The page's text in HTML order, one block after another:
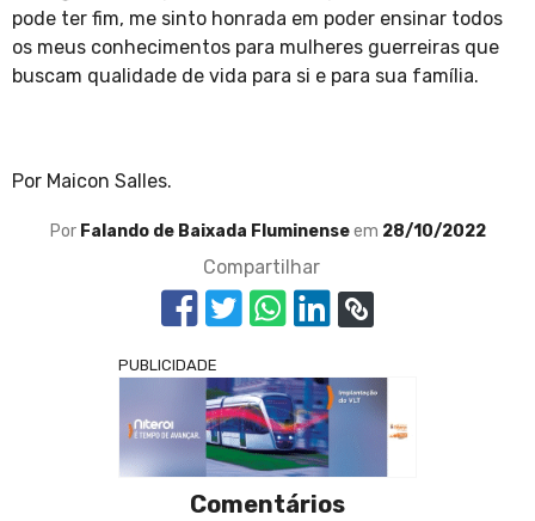
pode ter fim, me sinto honrada em poder ensinar todos
os meus conhecimentos para mulheres guerreiras que
buscam qualidade de vida para si e para sua família.
Por Maicon Salles.
Por Falando de Baixada Fluminenseem 28/10/2022
Compartilhar
PUBLICIDADE
Comentários